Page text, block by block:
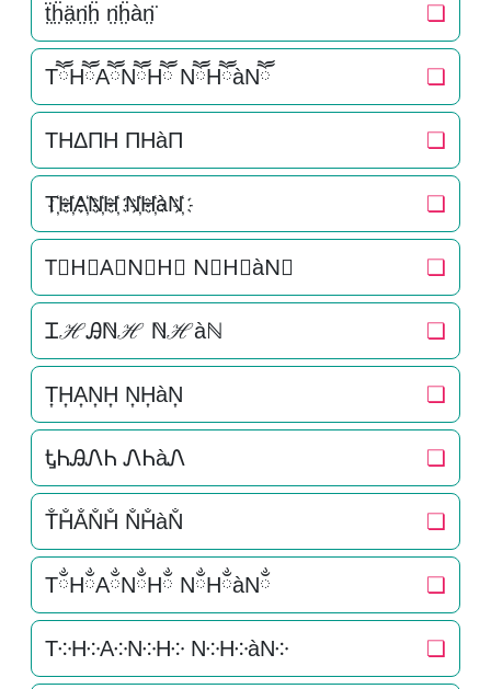
ẗ̤ḧ̤ä̤n̤̈ḧ̤ n̤̈ḧ̤àn̤̈ ❏
TཽHཽAཽNཽHཽ NཽHཽàNཽ ❏
THΔΠH ΠHàΠ ❏
T҉H҉A҉N҉H҉ N҉H҉àN҉ ❏
T⃜H⃜A⃜N⃜H⃜ N⃜H⃜àN⃜ ❏
ᏆℋᎯℕℋ ℕℋàℕ ❏
T͎H͎A͎N͎H͎ N͎H͎àN͎ ❏
ᎿᏂᎯᏁᏂ ᏁᏂàᏁ ❏
T̐H̐A̐N̐H̐ N̐H̐àN̐ ❏
TྂHྂAྂNྂHྂ NྂHྂàNྂ ❏
T༶H༶A༶N༶H༶ N༶H༶àN༶ ❏